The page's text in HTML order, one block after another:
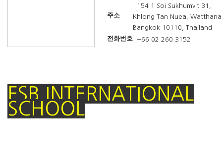
주소
154 1 Soi Sukhumvit 31,
Khlong Tan Nuea,
Bangkok 10110, Thailand
전화번호 +66 02 260 3152
FSB INTERNATIONAL
SCHOOL